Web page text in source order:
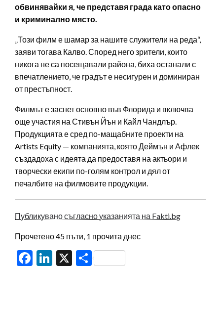
обвинявайки я, че представя града като опасно
и криминално място.
„Този филм е шамар за нашите служители на реда“,
заяви тогава Калво. Според него зрители, които
никога не са посещавали района, биха останали с
впечатлението, че градът е несигурен и доминиран
от престъпност.
Филмът е заснет основно във Флорида и включва
още участия на Стивън Йън и Кайл Чандлър.
Продукцията е сред по-мащабните проекти на
Artists Equity — компанията, която Деймън и Афлек
създадоха с идеята да предоставя на актьори и
творчески екипи по-голям контрол и дял от
печалбите на филмовите продукции.
Публикувано съгласно указанията на Fakti.bg
Прочетено 45 пъти, 1 прочита днес
Facebook
LinkedIn
X Share